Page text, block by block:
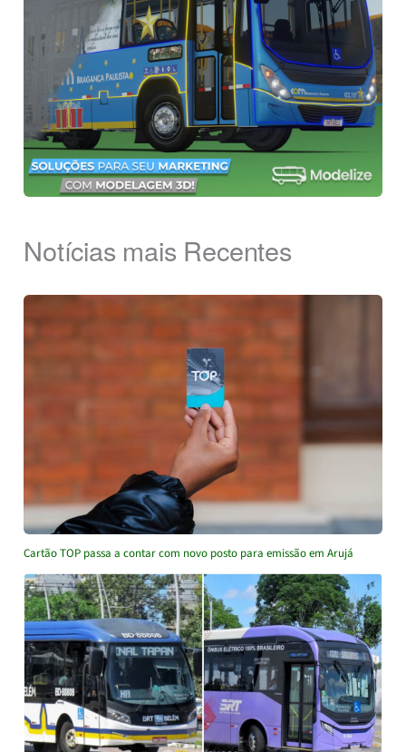
Notícias mais Recentes
Cartão TOP passa a contar com novo posto para emissão em Arujá